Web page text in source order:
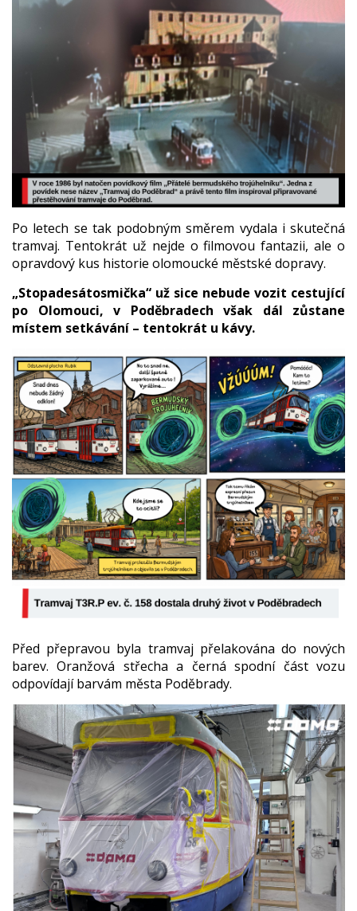
Po letech se tak podobným směrem vydala i skutečná
tramvaj. Tentokrát už nejde o filmovou fantazii, ale o
opravdový kus historie olomoucké městské dopravy.
„Stopadesátosmička“ už sice nebude vozit cestující
po Olomouci, v Poděbradech však dál zůstane
místem setkávání – tentokrát u kávy.
Před přepravou byla tramvaj přelakována do nových
barev. Oranžová střecha a černá spodní část vozu
odpovídají barvám města Poděbrady.